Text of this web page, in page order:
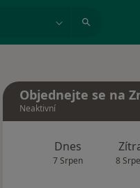
Objednejte se na
Neaktivní
Dnes
7 Srpen 8